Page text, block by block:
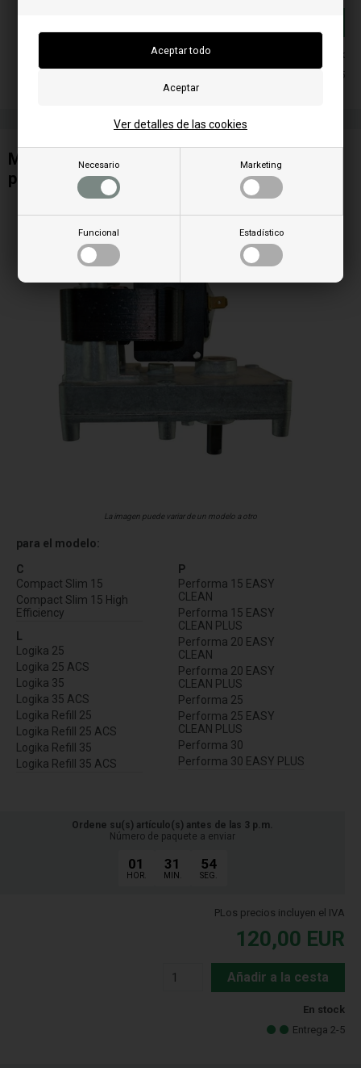
Necesario Marketing
Funcional Estadístico
Ver detalles de las cookies
En stock
Entrega 2-5
Motorreductor/Motor sinfín con codificador
para estufa de pellets RED
La imagen puede variar de un modelo a otro
para el modelo:
C
Compact Slim 15
Compact Slim 15 High
Efficiency
L
Logika 25
Logika 25 ACS
Logika 35
Logika 35 ACS
Logika Refill 25
Logika Refill 25 ACS
Logika Refill 35
Logika Refill 35 ACS
P
Performa 15 EASY
CLEAN
Performa 15 EASY
CLEAN PLUS
Performa 20 EASY
CLEAN
Performa 20 EASY
CLEAN PLUS
Performa 25
Performa 25 EASY
CLEAN PLUS
Performa 30
Performa 30 EASY PLUS
Ordene su(s) artículo(s) antes de las 3 p.m.
Número de paquete a enviar
01
HOR.
31
MIN.
54
SEG.
PLos precios incluyen el IVA
120,00 EUR
Añadir a la cesta
En stock
Entrega 2-5